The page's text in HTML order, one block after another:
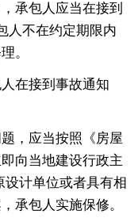
承包人应当在接到
人不在约定期限内
。
在接到事故通知
，应当按照《房屋
向当地建设行政主
计单位或者具有相
承包人实施保修。